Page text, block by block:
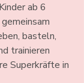
ab 6
basteln,
trainieren
Superkräfte in